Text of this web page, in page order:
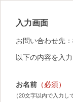
入力画面
お問い合わせ先
以下の内容を入
お名前 （必須）
（20文字以内で入力し